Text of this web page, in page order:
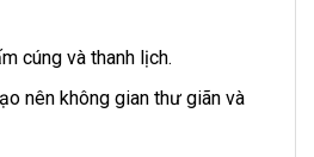
cúng và thanh lịch.
nên không gian thư giãn và